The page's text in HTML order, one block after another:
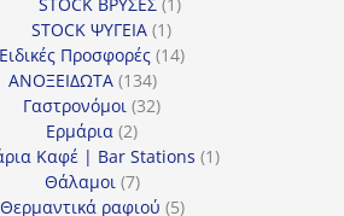
STOCK ΨΥΓΕΙΑ 11
προϊόν
Ειδικές Προσφορές 1414
ΑΝΟΞΕΙΔΩΤΑ 134134
προϊόντα
Γαστρονόμοι 3232
Ερμάρια 22
προϊόντα
Καφέ | Bar Stations 11
Θάλαμοι 77
προϊόντα
Θερμαντικά ραφιού 55